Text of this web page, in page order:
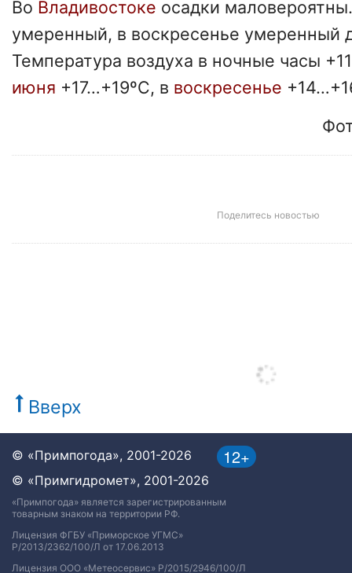
Во Владивостоке осадки
умеренный, в воскресенье умеренный
Температура воздуха в ночные часы
июня +17…+19ºC, в воскресенье
Поделитесь новостью
Вверх
12+
© «Примпогода», 2001-2026
© «Примгидромет», 2001-2026
«Примпогода» является зарегистрированным
товарным знаком на территории РФ.
Лицензия ФГБУ «Приморское УГМС»
Р/2013/2362/100/Л от 17.06.2013
Лицензия ООО «Метеосервис» Р/2015/2946/100/Л